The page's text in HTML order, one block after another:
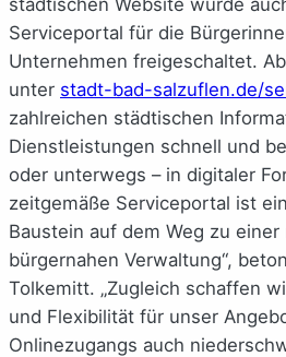
Serviceportal für die
Unternehmen freigeschaltet.
unter stadt-bad-salzuflen.de/
zahlreichen städtischen
Dienstleistungen schnell und
oder unterwegs – in digitaler
zeitgemäße Serviceportal ist
Baustein auf dem Weg zu
bürgernahen Verwaltung“,
Tolkemitt. „Zugleich schaffen
und Flexibilität für unser
Onlinezugangs auch